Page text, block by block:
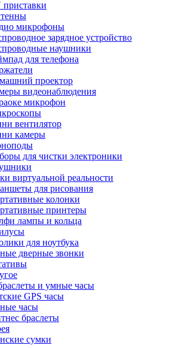
приставки
микрофоны
зарядное устройство
наушники
для телефона
проектор
видеонаблюдения
микрофон
вентилятор
камеры
для чистки электроники
виртуальной реальности
для рисования
колонки
принтеры
лампы и кольца
для ноутбука
дверные звонки
и умные часы
GPS часы
часы
браслеты
сумки